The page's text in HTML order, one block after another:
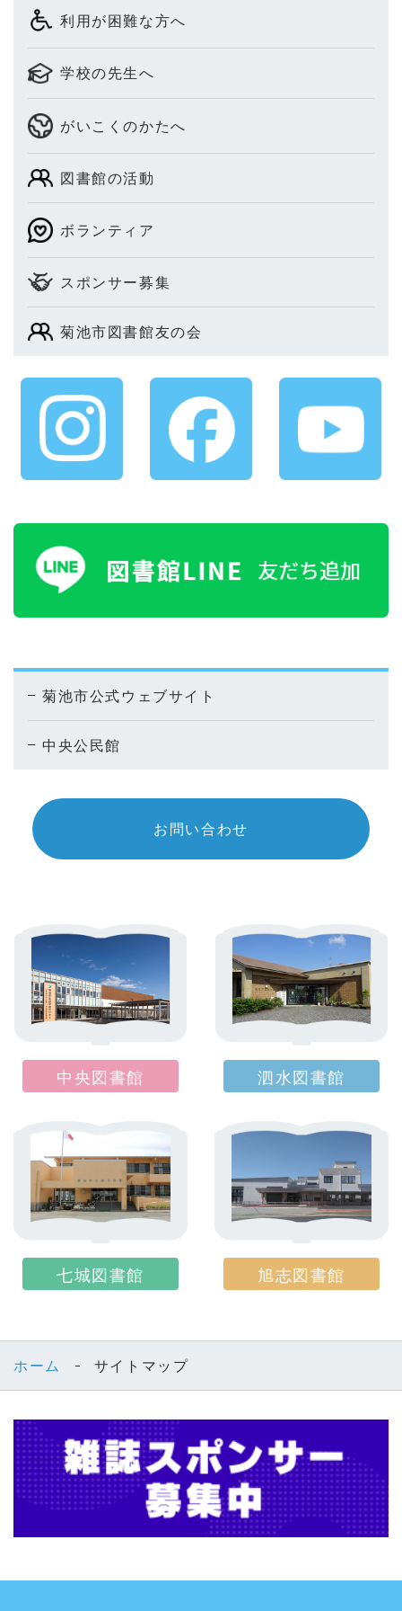
利用が困難な方へ
学校の先生へ
がいこくのかたへ
図書館の活動
ボランティア
スポンサー募集
菊池市図書館友の会
菊池市公式ウェブサイト
中央公民館
お問い合わせ
中央図書館 泗水図書館
七城図書館 旭志図書館
ホーム サイトマップ